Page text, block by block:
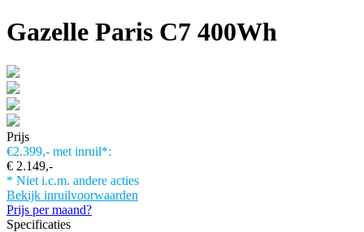
Gazelle Paris C7 400Wh
Prijs
€2.399,- met inruil*:
€ 2.149,-
* Niet i.c.m. andere acties
Bekijk inruilvoorwaarden
Prijs per maand?
Specificaties